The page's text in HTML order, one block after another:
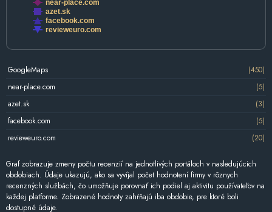
near-place.com
azet.sk
facebook.com
revieweuro.com
GoogleMaps
(450)
near-place.com
(5)
azet.sk
(3)
facebook.com
(5)
revieweuro.com
(20)
Graf zobrazuje zmeny počtu recenzií na jednotlivých portáloch v nasledujúcich
obdobiach. Údaje ukazujú, ako sa vyvíjal počet hodnotení firmy v rôznych
recenzných službách, čo umožňuje porovnať ich podiel aj aktivitu používateľov na
každej platforme. Zobrazené hodnoty zahŕňajú iba obdobie, pre ktoré boli
dostupné údaje.